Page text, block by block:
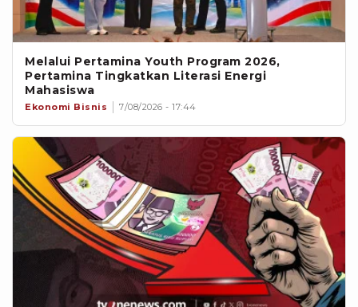
Melalui Pertamina Youth Program 2026,
Pertamina Tingkatkan Literasi Energi
Mahasiswa
Ekonomi Bisnis 7/08/2026 - 17:44